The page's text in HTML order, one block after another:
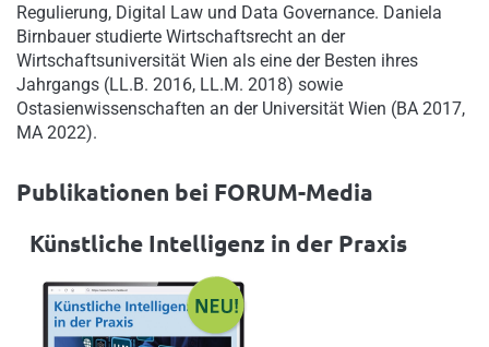
Regulierung, Digital Law und Data Governance. Daniela
Birnbauer studierte Wirtschaftsrecht an der
Wirtschaftsuniversität Wien als eine der Besten ihres
Jahrgangs (LL.B. 2016, LL.M. 2018) sowie
Ostasienwissenschaften an der Universität Wien (BA 2017,
MA 2022).
Publikationen bei FORUM-Media
Künstliche Intelligenz in der Praxis